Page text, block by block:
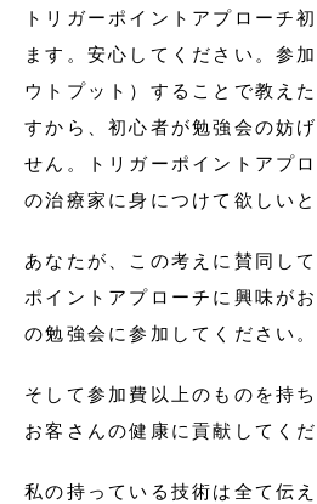
トリガーポイントアプローチ
ます。安心してください。参
ウトプット）することで教え
すから、初心者が勉強会の妨
せん。トリガーポイントアプ
の治療家に身につけて欲しいと
あなたが、この考えに賛同し
ポイントアプローチに興味が
の勉強会に参加してください。
そして参加費以上のものを持
お客さんの健康に貢献してくだ
私の持っている技術は全て伝え